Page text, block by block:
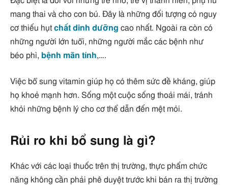
mang thai và cho con bú. Đây là những đối tượng có nguy
cơ thiếu hụt chất dinh dưỡng cao nhất. Ngoài ra còn có
những người lớn tuổi, những người mắc các bệnh như
béo phì, bệnh mãn tính,….
Việc bổ sung vitamin giúp họ có thêm sức đề kháng, giúp
họ khoẻ mạnh hơn. Sống một cuộc sống thoải mái, tránh
khỏi những bệnh lý cho cơ thể dẫn đến mệt mỏi.
Rủi ro khi bổ sung là gì?
Khác với các loại thuốc trên thị trường, thực phẩm chức
năng không cần phải phê duyệt trước khi bán ra thị trường